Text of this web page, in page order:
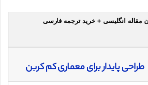
مقاله انگلیسی + خرید ترجمه فارسی
طراحی پایدار برای معماری کم کربن